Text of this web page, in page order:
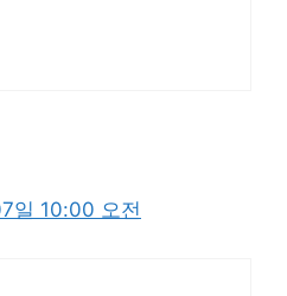
일 10:00 오전